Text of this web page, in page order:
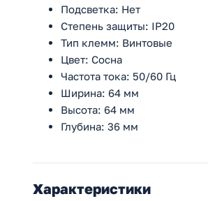
Подсветка: Нет
Степень защиты: IP20
Тип клемм: Винтовые
Цвет: Сосна
Частота тока: 50/60 Гц
Ширина: 64 мм
Высота: 64 мм
Глубина: 36 мм
Характеристики